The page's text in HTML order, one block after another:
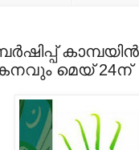
മെയ് 24ന്